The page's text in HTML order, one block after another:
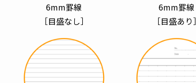
6mm罫線
［目盛なし］
6mm罫線
［目盛あり］